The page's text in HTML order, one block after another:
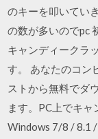
のキーを叩いてい
の数が多いのでpc
キャンディークラ
す。 あなたのコン
ストから無料でダ
ます。PC上でキャ
Windows 7/8 / 8.1